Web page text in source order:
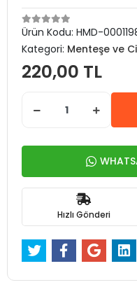
Ürün Kodu: HMD-
Kategori: Menteşe ve
220,00 TL
Hızlı Gönderi